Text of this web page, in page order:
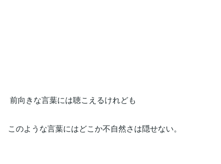
前向きな言葉には聴こえるけれども
このような言葉にはどこか不自然さは隠せない。